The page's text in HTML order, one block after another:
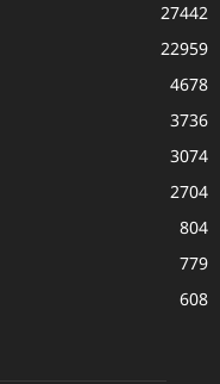
27442
22959
4678
3736
3074
2704
804
779
608